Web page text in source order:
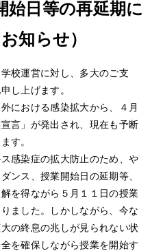
始日等の再延期に
知らせ）
校運営に対し、多大のご支
し上げます。
における感染拡大から、４月
言」が発出され、現在も予断
す。
感染症の拡大防止のため、や
ンス、授業開始日の延期等、
を得ながら５月１１日の授業
ました。しかしながら、今な
の終息の兆しが見られない状
を確保しながら授業を開始す